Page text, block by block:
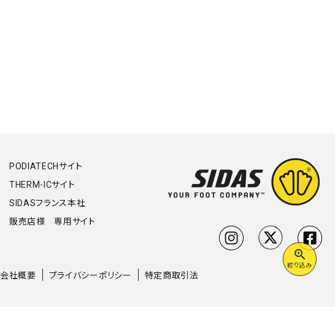
zoom_in
絞り込み
PODIATECHサイト
THERM-ICサイト
SIDASフランス本社
販売店様 専用サイト
会社概要 プライバシーポリシー 特定商取引法